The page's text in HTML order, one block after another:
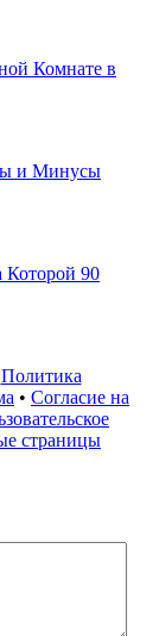
Комнате в
и Минусы
Которой 90
Политика
• Согласие на
страницы